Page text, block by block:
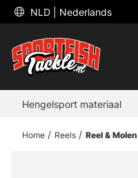
NLD | Nederlands
Hengelsport materiaal
Home Reels Reel &